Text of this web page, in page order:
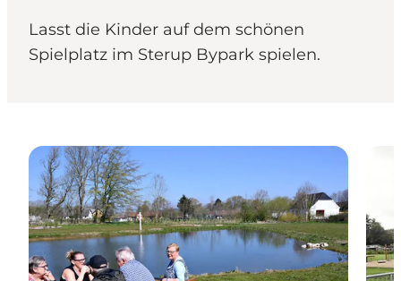
Lasst die Kinder auf dem schönen
Spielplatz im Sterup Bypark spielen.